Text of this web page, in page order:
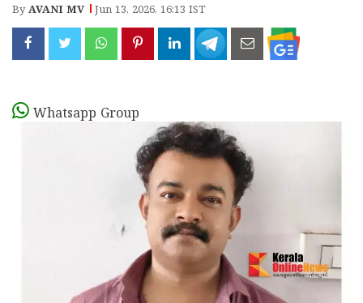
ByAVANI MV Jun 13, 2026, 16:13 IST
Whatsapp Group